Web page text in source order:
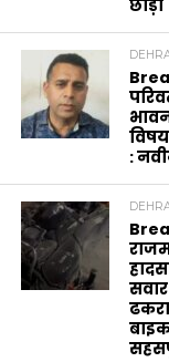
छोड़ा
: